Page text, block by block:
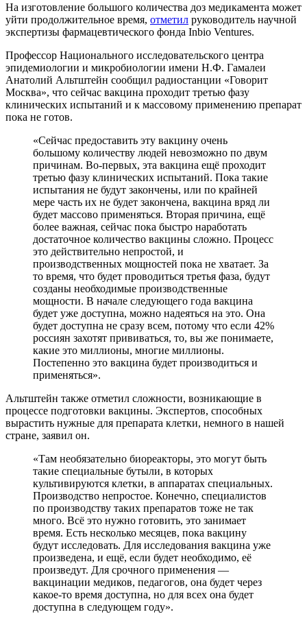
На изготовление большого количества доз медикамента может
уйти продолжительное время, отметил руководитель научной
экспертизы фармацевтического фонда Inbio Ventures.
Профессор Национального исследовательского центра
эпидемиологии и микробиологии имени Н.Ф. Гамалеи
Анатолий Альтштейн сообщил радиостанции «Говорит
Москва», что сейчас вакцина проходит третью фазу
клинических испытаний и к массовому применению препарат
пока не готов.
«Сейчас предоставить эту вакцину очень
большому количеству людей невозможно по двум
причинам. Во-первых, эта вакцина ещё проходит
третью фазу клинических испытаний. Пока такие
испытания не будут закончены, или по крайней
мере часть их не будет закончена, вакцина вряд ли
будет массово применяться. Вторая причина, ещё
более важная, сейчас пока быстро наработать
достаточное количество вакцины сложно. Процесс
это действительно непростой, и
производственных мощностей пока не хватает. За
то время, что будет проводиться третья фаза, будут
созданы необходимые производственные
мощности. В начале следующего года вакцина
будет уже доступна, можно надеяться на это. Она
будет доступна не сразу всем, потому что если 42%
россиян захотят прививаться, то, вы же понимаете,
какие это миллионы, многие миллионы.
Постепенно это вакцина будет производиться и
применяться».
Альтштейн также отметил сложности, возникающие в
процессе подготовки вакцины. Экспертов, способных
вырастить нужные для препарата клетки, немного в нашей
стране, заявил он.
«Там необязательно биореакторы, это могут быть
такие специальные бутыли, в которых
культивируются клетки, в аппаратах специальных.
Производство непростое. Конечно, специалистов
по производству таких препаратов тоже не так
много. Всё это нужно готовить, это занимает
время. Есть несколько месяцев, пока вакцину
будут исследовать. Для исследования вакцина уже
произведена, и ещё, если будет необходимо, её
произведут. Для срочного применения —
вакцинации медиков, педагогов, она будет через
какое-то время доступна, но для всех она будет
доступна в следующем году».